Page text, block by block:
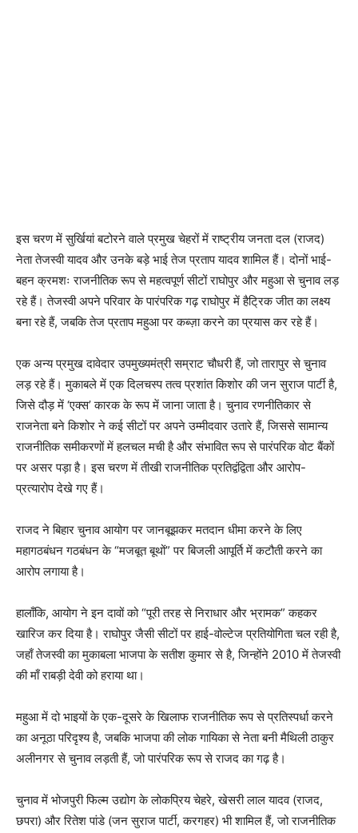
इस चरण में सुर्खियां बटोरने वाले प्रमुख चेहरों में राष्ट्रीय जनता दल (राजद)
नेता तेजस्वी यादव और उनके बड़े भाई तेज प्रताप यादव शामिल हैं। दोनों भाई-
बहन क्रमशः राजनीतिक रूप से महत्वपूर्ण सीटों राघोपुर और महुआ से चुनाव लड़
रहे हैं। तेजस्वी अपने परिवार के पारंपरिक गढ़ राघोपुर में हैट्रिक जीत का लक्ष्य
बना रहे हैं, जबकि तेज प्रताप महुआ पर कब्ज़ा करने का प्रयास कर रहे हैं।
एक अन्य प्रमुख दावेदार उपमुख्यमंत्री सम्राट चौधरी हैं, जो तारापुर से चुनाव
लड़ रहे हैं। मुकाबले में एक दिलचस्प तत्व प्रशांत किशोर की जन सुराज पार्टी है,
जिसे दौड़ में ‘एक्स’ कारक के रूप में जाना जाता है। चुनाव रणनीतिकार से
राजनेता बने किशोर ने कई सीटों पर अपने उम्मीदवार उतारे हैं, जिससे सामान्य
राजनीतिक समीकरणों में हलचल मची है और संभावित रूप से पारंपरिक वोट बैंकों
पर असर पड़ा है। इस चरण में तीखी राजनीतिक प्रतिद्वंद्विता और आरोप-
प्रत्यारोप देखे गए हैं।
राजद ने बिहार चुनाव आयोग पर जानबूझकर मतदान धीमा करने के लिए
महागठबंधन गठबंधन के “मजबूत बूथों” पर बिजली आपूर्ति में कटौती करने का
आरोप लगाया है।
हालाँकि, आयोग ने इन दावों को “पूरी तरह से निराधार और भ्रामक” कहकर
खारिज कर दिया है। राघोपुर जैसी सीटों पर हाई-वोल्टेज प्रतियोगिता चल रही है,
जहाँ तेजस्वी का मुकाबला भाजपा के सतीश कुमार से है, जिन्होंने 2010 में तेजस्वी
की माँ राबड़ी देवी को हराया था।
महुआ में दो भाइयों के एक-दूसरे के खिलाफ राजनीतिक रूप से प्रतिस्पर्धा करने
का अनूठा परिदृश्य है, जबकि भाजपा की लोक गायिका से नेता बनी मैथिली ठाकुर
अलीनगर से चुनाव लड़ती हैं, जो पारंपरिक रूप से राजद का गढ़ है।
चुनाव में भोजपुरी फिल्म उद्योग के लोकप्रिय चेहरे, खेसरी लाल यादव (राजद,
छपरा) और रितेश पांडे (जन सुराज पार्टी, करगहर) भी शामिल हैं, जो राजनीतिक